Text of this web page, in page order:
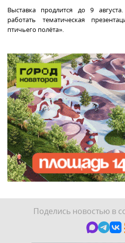
Выставка продлится до 9
работать тематическая
птичьего полёта».
Поделись новостью в